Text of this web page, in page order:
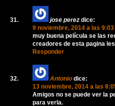
jose perez dice:
9 noviembre, 2014 a las 9:03
muy buena película se las
creadores de esta pagina
Responder
Antonio dice:
13 noviembre, 2014 a las
Amigos no se puede ver la
para verla.